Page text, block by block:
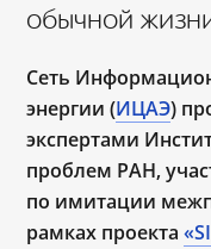
обычной
Сеть
энергии (ИЦАЭ)
экспертами
проблем РАН,
по имитации
рамках проекта